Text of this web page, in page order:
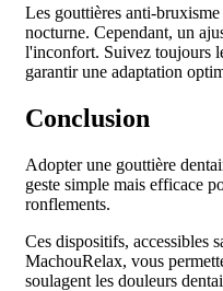
Les gouttières anti-
nocturne. Cependant, un
l'inconfort. Suivez toujours
garantir une adaptation
Conclusion
Adopter une gouttière
geste simple mais efficace
ronflements.
Ces dispositifs, accessibles
MachouRelax, vous
soulagent les douleurs